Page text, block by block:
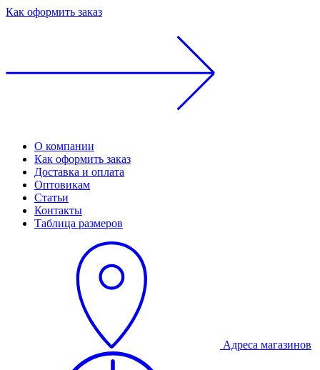
Как оформить заказ
О компании
Как оформить заказ
Доставка и оплата
Оптовикам
Статьи
Контакты
Таблица размеров
Адреса магазинов